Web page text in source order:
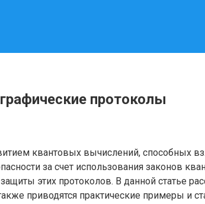
протоколы
квантовых вычислений, способных
за счет использования законов
этих протоколов. В данной статье
приводятся практические примеры и